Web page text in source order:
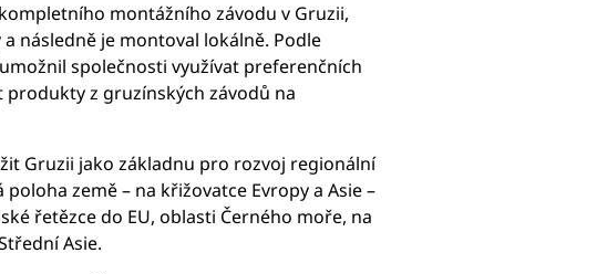
montážního závodu v Gruzii,
následně je montoval lokálně. Podle
společnosti využívat preferenčních
z gruzínských závodů na
Gruzii jako základnu pro rozvoj regionální
země – na křižovatce Evropy a Asie –
řetězce do EU, oblasti Černého moře, na
Asie.